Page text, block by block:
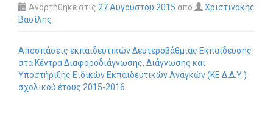
Αναρτήθηκε στις 27 Αυγούστου 2015 από
Χριστινάκης
Βασίλης
Αποσπάσεις εκπαιδευτικών Δευτεροβάθμιας Εκπαίδευσης
στα Κέντρα Διαφοροδιάγνωσης, Διάγνωσης και
Υποστήριξης Ειδικών Εκπαιδευτικών Αναγκών (ΚΕ.Δ.Δ.Υ.)
σχολικού έτους 2015-2016